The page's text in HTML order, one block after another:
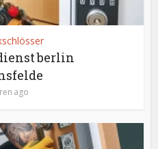
berlin
ago